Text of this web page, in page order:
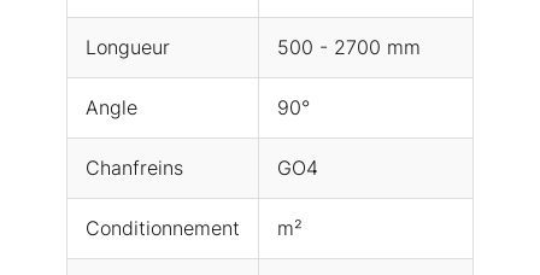
Longueur 500 - 2700 mm
Angle 90°
Chanfreins GO4
Conditionnement m²